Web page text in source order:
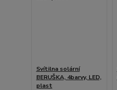
Svítilna solární
BERUŠKA, 4barvy, LED,
plast